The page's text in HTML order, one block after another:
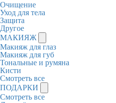
Очищение
Уход для тела
Защита
Другое
МАКИЯЖ
Макияж для глаз
Макияж для губ
Тональные и румяна
Кисти
Смотреть все
ПОДАРКИ
Смотреть все